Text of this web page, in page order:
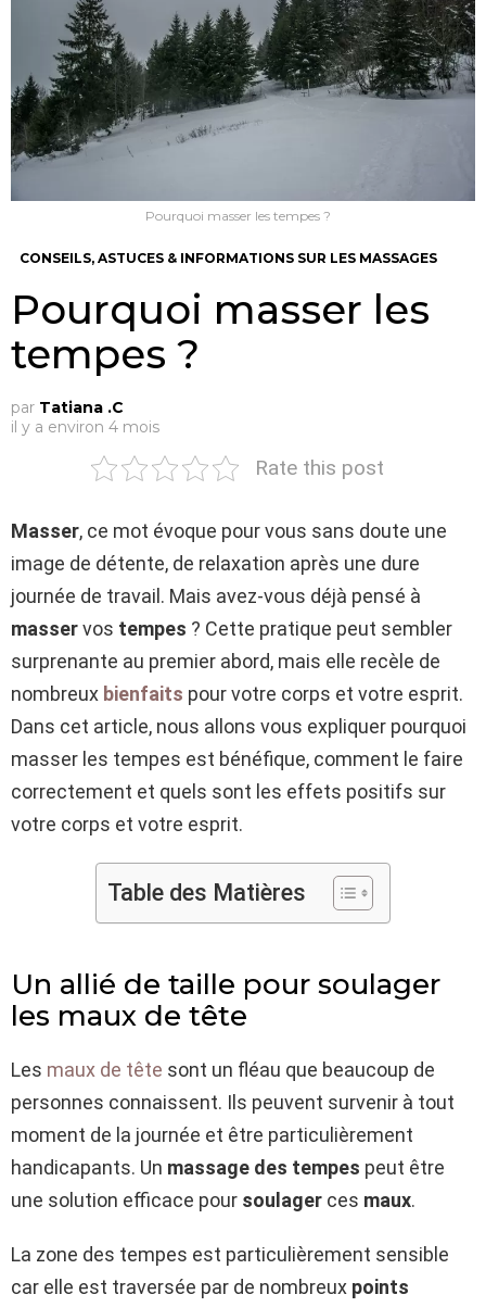
Pourquoi masser les tempes ?
CONSEILS, ASTUCES & INFORMATIONS SUR LES MASSAGES
Pourquoi masser les
tempes ?
par Tatiana .C
il y a environ 4 mois
Rate this post
Masser, ce mot évoque pour vous sans doute une
image de détente, de relaxation après une dure
journée de travail. Mais avez-vous déjà pensé à
masservos tempes ? Cette pratique peut sembler
surprenante au premier abord, mais elle recèle de
nombreux bienfaits pour votre corps et votre esprit.
Dans cet article, nous allons vous expliquer pourquoi
masser les tempes est bénéfique, comment le faire
correctement et quels sont les effets positifs sur
votre corps et votre esprit.
Table des Matières
Un allié de taille pour soulager
les maux de tête
Les maux de tête sont un fléau que beaucoup de
personnes connaissent. Ils peuvent survenir à tout
moment de la journée et être particulièrement
handicapants. Un massage des tempes peut être
une solution efficace pour soulager ces maux.
La zone des tempes est particulièrement sensible
car elle est traversée par de nombreux points